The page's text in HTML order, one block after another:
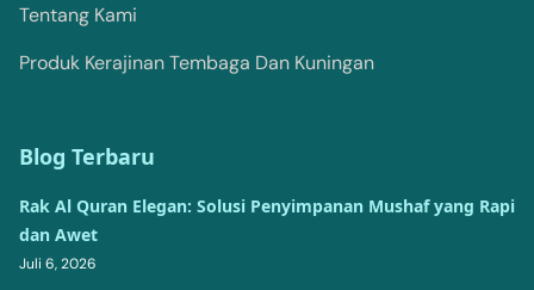
Tentang Kami
Produk Kerajinan Tembaga Dan Kuningan
Blog Terbaru
Rak Al Quran Elegan: Solusi Penyimpanan Mushaf yang Rapi
dan Awet
Juli 6, 2026